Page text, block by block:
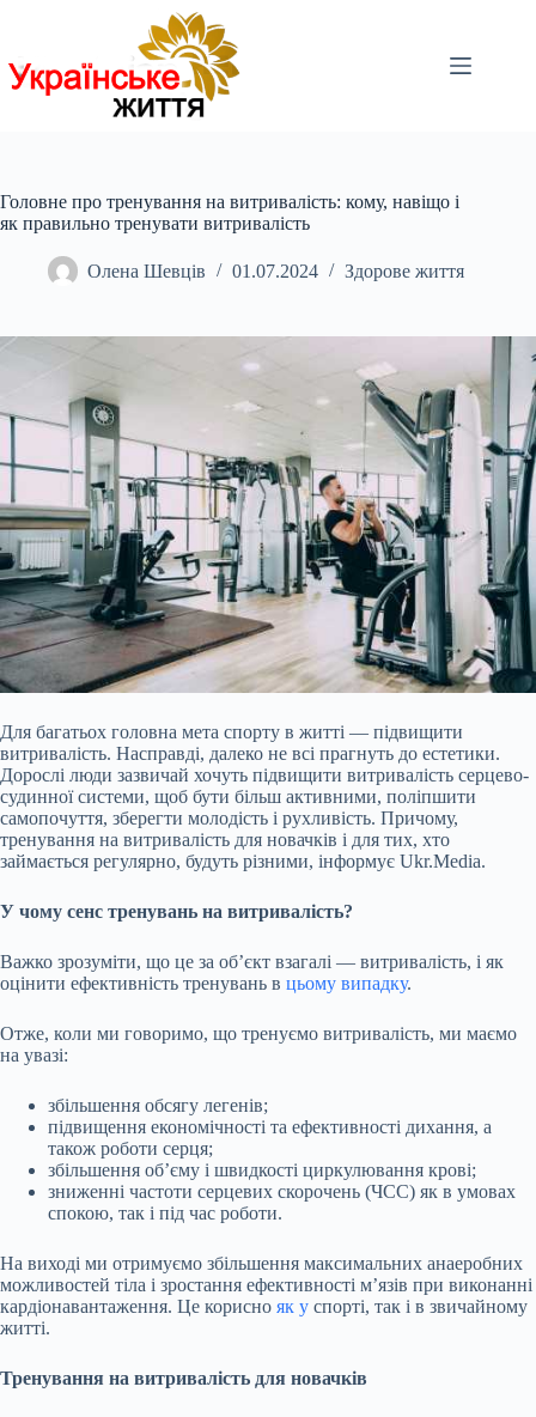
Головне про тренування на витривалість: кому, навіщо і
як правильно тренувати витривалість
Олена Шевців 01.07.2024 Здорове життя
Для багатьох головна мета спорту в житті — підвищити
витривалість. Насправді, далеко не всі прагнуть до естетики.
Дорослі люди зазвичай хочуть підвищити витривалість серцево-
судинної системи, щоб бути більш активними, поліпшити
самопочуття, зберегти молодість і рухливість. Причому,
тренування на витривалість для новачків і для тих, хто
займається регулярно, будуть різними, інформує Ukr.Media.
У чому сенс тренувань на витривалість?
Важко зрозуміти, що це за об’єкт взагалі — витривалість, і як
оцінити ефективність тренувань в цьому випадку.
Отже, коли ми говоримо, що тренуємо витривалість, ми маємо
на увазі:
збільшення обсягу легенів;
підвищення економічності та ефективності дихання, а
також роботи серця;
збільшення об’єму і швидкості циркулювання крові;
зниженні частоти серцевих скорочень (ЧСС) як в умовах
спокою, так і під час роботи.
На виході ми отримуємо збільшення максимальних анаеробних
можливостей тіла і зростання ефективності м’язів при виконанні
кардіонавантаження. Це корисно як у спорті, так і в звичайному
житті.
Тренування на витривалість для новачків